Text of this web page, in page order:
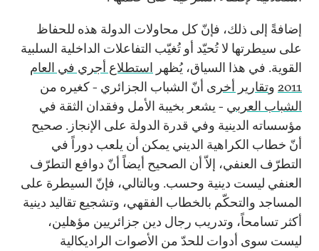
إضافةً إلى ذلك، فإنّ كل محاولات الدولة هذه للحفاظ
على سيطرتها لا تُحيّد أو تُغيّب التفاعلات الداخلية السلبية
القوية. في هذا السياق، يُظهر استطلاع أجري في العام
2011 وتقارير أخرى أنّ الشباب الجزائري - كغيره من
الشباب العربي - يشعر بخيبة الأمل وفقدان الثقة في
مؤسساته الدينية وفي قدرة الدولة على الإنجاز. صحيح
أنّ خطاب الكراهية الديني يمكن أن يلعب دوراً في
التطرّف العنفي، إلاّ أن الصحيح أيضاً أنّ دوافع التطرّف
العنفي ليست دينية وحسب. وبالتالي، فإنّ السيطرة على
المساجد والتحكّم بالخطاب الفقهي، وتشجيع تقاليد دينية
أكثر تسامحاً، وتدريب رجال دين جزائريين مؤهلين،
ليست سوى أدوات للحدّ من الأصوات الراديكالية